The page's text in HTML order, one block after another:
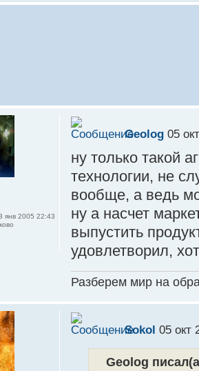
Geolog 05
ну только такой
технологии, не
вообще, а ведь
ну а насчет
выпустить
удовлетворил,
Разберем мир на
янв 2005 22:43
Sokol 05 окт
Geolog